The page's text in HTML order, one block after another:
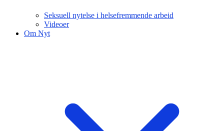
Seksuell nytelse i helsefremmende arbeid
Videoer
Om Nyt